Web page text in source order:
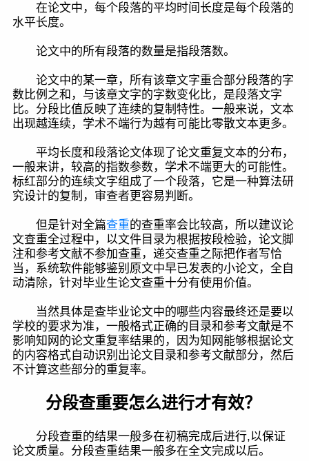
在论文中，每个段落的平均时间长度是每个段落的
水平长度。
论文中的所有段落的数量是指段落数。
论文中的某一章，所有该章文字重合部分段落的字
数比例之和，与该章文字的字数变化比，是段落文字
比。分段比值反映了连续的复制特性。一般来说，文本
出现越连续，学术不端行为越有可能比零散文本更多。
平均长度和段落论文体现了论文重复文本的分布，
一般来讲，较高的指数参数，学术不端更大的可能性。
标红部分的连续文字组成了一个段落，它是一种算法研
究设计的复制，审查者更容易判断。
但是针对全篇查重的查重率会比较高，所以建议论
文查重全过程中，以文件目录为根据按段检验，论文脚
注和参考文献不参加查重，递交查重之际把作者写恰
当，系统软件能够鉴别原文中早已发表的小论文，全自
动清除，针对毕业生论文查重十分有使用价值。
当然具体是查毕业论文中的哪些内容最终还是要以
学校的要求为准，一般格式正确的目录和参考文献是不
影响知网的论文重复率结果的，因为知网能够根据论文
的内容格式自动识别出论文目录和参考文献部分，然后
不计算这些部分的重复率。
分段查重要怎么进行才有效？
分段查重的结果一般多在初稿完成后进行,以保证
论文质量。分段查重结果一般多在全文完成以后。